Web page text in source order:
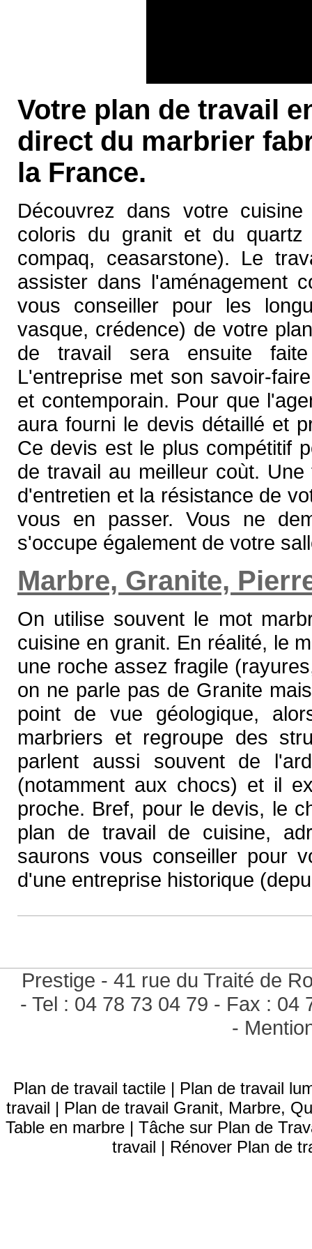
Votre plan de travail
direct du marbrier
la France.
Découvrez dans votre
coloris du granit et du quartz
compaq, ceasarstone). Le
assister dans l'aménagement
vous conseiller pour les
vasque, crédence) de votre
de travail sera ensuite
L'entreprise met son savoir-
et contemporain. Pour que
aura fourni le devis détaillé et
Ce devis est le plus compétitif
de travail au meilleur coùt.
d'entretien et la résistance de
vous en passer. Vous ne
s'occupe également de votre
Marbre, Granite,
On utilise souvent le mot
cuisine en granit. En réalité, le
une roche assez fragile
on ne parle pas de Granite
point de vue géologique,
marbriers et regroupe des
parlent aussi souvent de
(notamment aux chocs) et il
proche. Bref, pour le devis, le
plan de travail de cuisine,
saurons vous conseiller pour
d'une entreprise historique
Prestige - 41 rue du Traité de
- Tel : 04 78 73 04 79 - Fax : 04
-
Plan de travail tactile | Plan de travail
travail | Plan de travail Granit, Marbre,
Table en marbre |Tâche sur Plan de
travail | Rénover Plan de